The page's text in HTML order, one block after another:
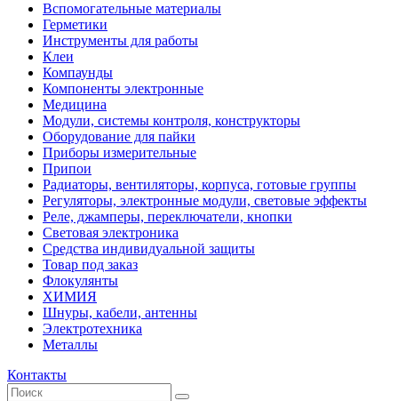
Вспомогательные материалы
Герметики
Инструменты для работы
Клеи
Компаунды
Компоненты электронные
Медицина
Модули, системы контроля, конструкторы
Оборудование для пайки
Приборы измерительные
Припои
Радиаторы, вентиляторы, корпуса, готовые группы
Регуляторы, электронные модули, световые эффекты
Реле, джамперы, переключатели, кнопки
Световая электроника
Средства индивидуальной защиты
Товар под заказ
Флокулянты
ХИМИЯ
Шнуры, кабели, антенны
Электротехника
Металлы
Контакты